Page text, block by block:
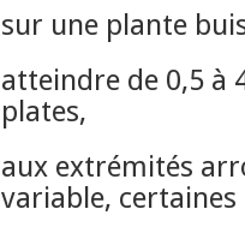
sur une plante
atteindre de 0,5 à
plates,
aux extrémités
variable, certaines